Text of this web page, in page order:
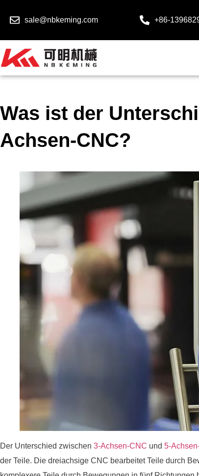
sale@nbkeming.com +86-
Was ist der
Achsen-CNC?
Der Unterschied zwischen 3-Achsen-CNC und 5-
der Teile. Die dreiachsige CNC bearbeitet Teile durch